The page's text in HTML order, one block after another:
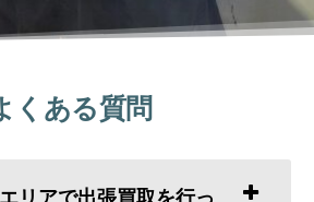
くある質問
リアで出張買取を行っ